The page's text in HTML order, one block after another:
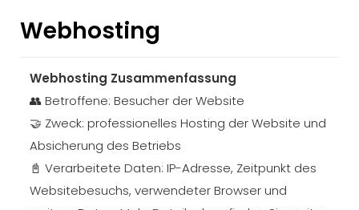
Webhosting
Webhosting Zusammenfassung
👥 Betroffene: Besucher der Website
🤝 Zweck: professionelles Hosting der Website und
Absicherung des Betriebs
📓 Verarbeitete Daten: IP-Adresse, Zeitpunkt des
Websitebesuchs, verwendeter Browser und